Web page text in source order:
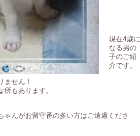
現在4歳に
なる男の
子のご紹
介です。
ません！
もあります。
んがお留守番の多い方はご遠慮くださ